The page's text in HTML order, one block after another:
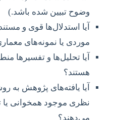
وضوح تبیین شده باشد.)
آیا استدلال‌ها قوی و
موردی یا نمونه‌های
آیا تحلیل‌ها و تفسیرها
هستند؟
آیا یافته‌های پژوهش به
نظری موجود همخوانی یا
می‌دهند؟